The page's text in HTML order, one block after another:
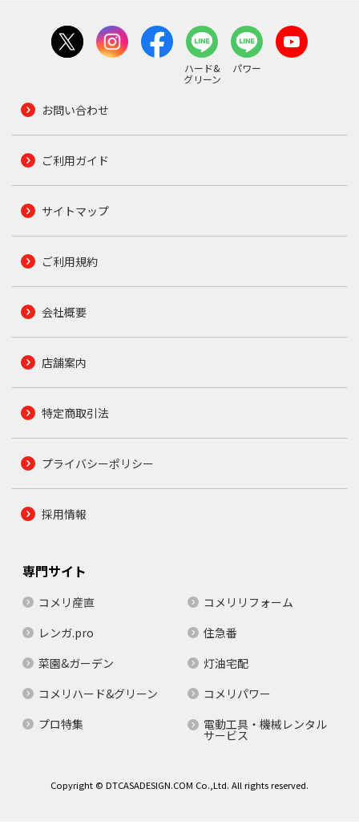
ハード&
グリーン
パワー
お問い合わせ
ご利用ガイド
サイトマップ
ご利用規約
会社概要
店舗案内
特定商取引法
プライバシーポリシー
採用情報
専門サイト
コメリ産直
コメリリフォーム
レンガ.pro
住急番
菜園&ガーデン
灯油宅配
コメリハード&グリーン
コメリパワー
プロ特集
電動工具・機械レンタル
サービス
Copyright © DTCASADESIGN.COM Co.,Ltd. All rights reserved.